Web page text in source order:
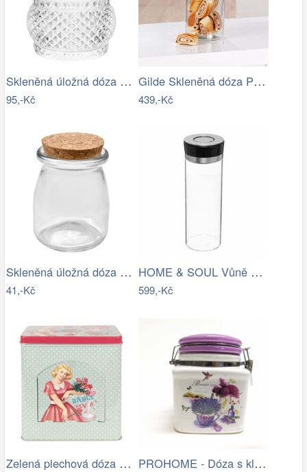
Skleněná úložná dóza na curovinky - Ø 8…
95,-Kč
Gilde Skleněná dóza Presa, 21 cm
439,-Kč
Skleněná úložná dóza s korkovým víčkem…
41,-Kč
HOME & SOUL Vůně do bytu ve spreji…
599,-Kč
Zelená plechová dóza s víkem a otvorem… PROHOME - Dóza s klipem Levandule